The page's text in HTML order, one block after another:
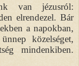
van jézusról:
elrendezel. Bár
a napokban,
közelséget,
mindenkiben.